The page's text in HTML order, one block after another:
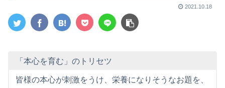
2021.10.18
「本心を育む」のトリセツ
皆様の本心が刺激をうけ、栄養になりそうなお題を、